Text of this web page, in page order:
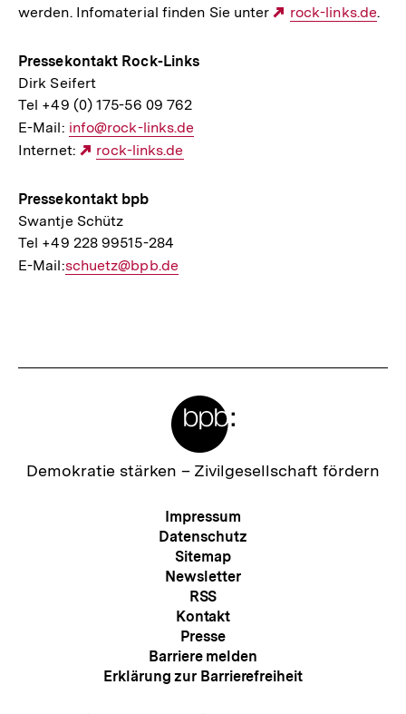
werden. Infomaterial finden Sie unter
Externer
rock-links.de.
Pressekontakt Rock-Links
Dirk Seifert
Tel +49 (0) 175-56 09 762
E-Mail: E-
Mail
info@rock-links.de
Internet:
Externer
rock-links.de
Pressekontakt bpb
Swantje Schütz
Tel +49 228 99515-284
E-Mail:E-
schuetz@bpb.de
Zur
Demokratie stärken – Zivilgesellschaft fördern
Meta-
Navigation
Impressum
Datenschutz
Sitemap
Newsletter
RSS
Kontakt
Presse
Barriere melden
Erklärung zur Barrierefreiheit